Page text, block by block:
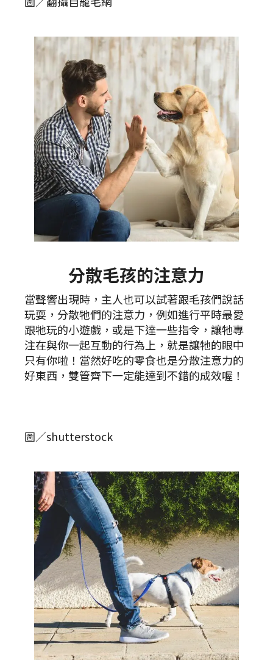
分散毛孩的注意力
當聲響出現時，主人也可以試著跟毛孩們說話
玩耍，分散牠們的注意力，例如進行平時最愛
跟牠玩的小遊戲，或是下達一些指令，讓牠專
注在與你一起互動的行為上，就是讓牠的眼中
只有你啦！當然好吃的零食也是分散注意力的
好東西，雙管齊下一定能達到不錯的成效喔！
圖／shutterstock